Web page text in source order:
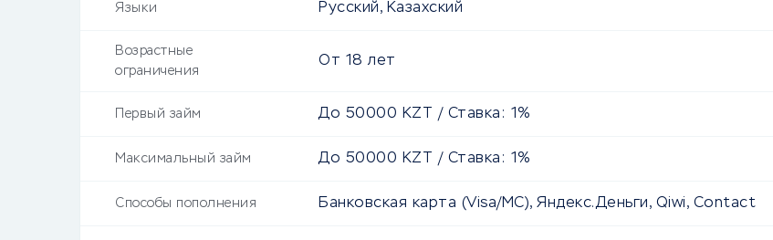
Языки Русский, Казахский
Возрастные
ограничения
От 18 лет
Первый займ До 50000 KZT / Ставка: 1%
Максимальный займ До 50000 KZT / Ставка: 1%
Способы пополнения Банковская карта (Visa/MC), Яндекс.Деньги, Qiwi, Contact